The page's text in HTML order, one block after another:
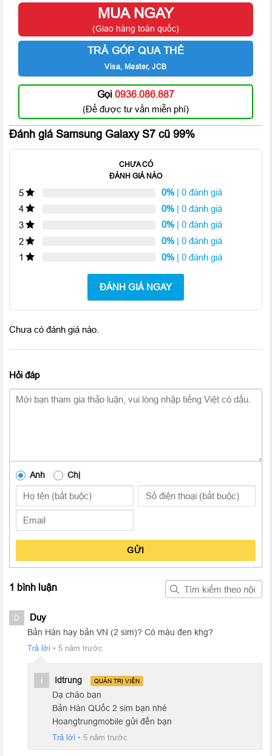
Phụ kiện đi kèm Galaxy S7 bao gồm tai nghe, sạc nhanh, cáp,
que lấy khay sim, tương tự Galaxy Note 5.
Tuy nhiên, Samsung còn thêm cho S7 một bộ chuyển đổi
microUSB sang USB tiêu chuẩn. Hỗ trợ USB OTG nên phụ
kiện này cho phép dùng cáp nối Galaxy S7 với smartphone
khác để chuyển dữ liệu, hoặc người dùng có thể nối bộ nhớ
Tai nghe In-ear với hộp đựng gọn hơn của Galaxy Note 5,
nhưng vẫn chỉ có màu trắng với cả ba phiên bản Galaxy S7.
MUA NGAY
(Giao hàng toàn quốc)
TRẢ GÓP QUA THẺ
Visa, Master, JCB
Gọi 0936.086.887
(Để được tư vấn miễn phí)
Đánh giá Samsung Galaxy S7 cũ 99%
CHƯA CÓ
ĐÁNH GIÁ NÀO
5 0% | 0 đánh giá
4
0% | 0 đánh giá
3
0% | 0 đánh giá
2
0% | 0 đánh giá
1
0% | 0 đánh giá
ĐÁNH GIÁ NGAY
Chưa có đánh giá nào.
Hỏi đáp
Anh Chị
GỬI
1 bình luận
D Duy
Bản Hàn hay bản VN (2 sim)? Có màu đen khg?
Trả lời • 5 năm trước
I Idtrung QUẢN TRỊ VIÊN
Dạ chào bạn
Bản Hàn QUốc 2 sim bạn nhé
Hoangtrungmobile gửi đến bạn
Trả lời • 5 năm trước